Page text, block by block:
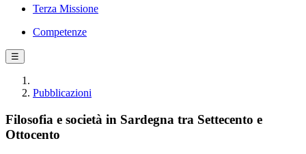
Terza Missione
Competenze
☰
Pubblicazioni
Filosofia e società in Sardegna tra Settecento e
Ottocento